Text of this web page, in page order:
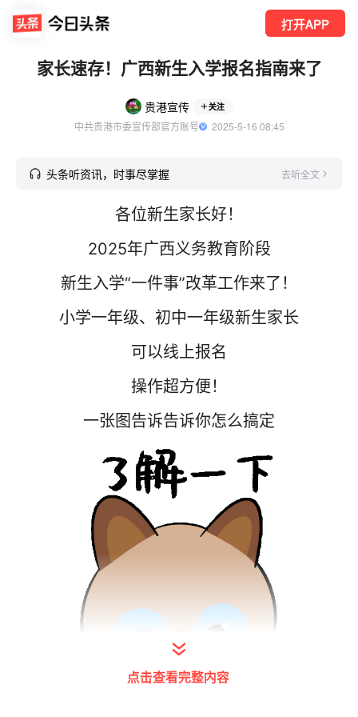
打开APP
家长速存！广西新生入学报名指南来了
贵港宣传 关注
中共贵港市委宣传部官方账号
  2025-5-16 08:45
头条听资讯，时事尽掌握 去听全文
各位新生家长好！
2025年广西义务教育阶段
新生入学“一件事”改革工作来了！
小学一年级、初中一年级新生家长
可以线上报名
操作超方便！
一张图告诉告诉你怎么搞定
点击查看完整内容